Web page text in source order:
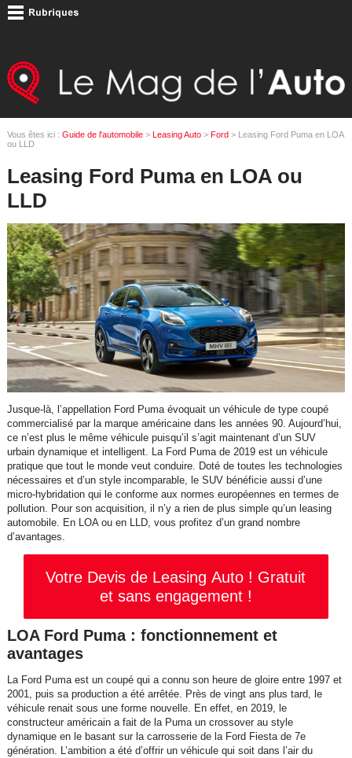
Vous êtes ici : Guide de l'automobile> Leasing Auto> Ford> Leasing Ford Puma en LOA
ou LLD
Leasing Ford Puma en LOA ou
LLD
Jusque-là, l’appellation Ford Puma évoquait un véhicule de type coupé
commercialisé par la marque américaine dans les années 90. Aujourd’hui,
ce n’est plus le même véhicule puisqu’il s’agit maintenant d’un SUV
urbain dynamique et intelligent. La Ford Puma de 2019 est un véhicule
pratique que tout le monde veut conduire. Doté de toutes les technologies
nécessaires et d’un style incomparable, le SUV bénéficie aussi d’une
micro-hybridation qui le conforme aux normes européennes en termes de
pollution. Pour son acquisition, il n’y a rien de plus simple qu’un leasing
automobile. En LOA ou en LLD, vous profitez d’un grand nombre
d’avantages.
Votre Devis de Leasing Auto ! Gratuit
et sans engagement !
LOA Ford Puma : fonctionnement et
avantages
La Ford Puma est un coupé qui a connu son heure de gloire entre 1997 et
2001, puis sa production a été arrêtée. Près de vingt ans plus tard, le
véhicule renait sous une forme nouvelle. En effet, en 2019, le
constructeur américain a fait de la Puma un crossover au style
dynamique en le basant sur la carrosserie de la Ford Fiesta de 7e
génération. L’ambition a été d’offrir un véhicule qui soit dans l’air du